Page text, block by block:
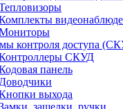
контроля доступа
СКУД
панель
Доводчики
выхода
защелки, ручки